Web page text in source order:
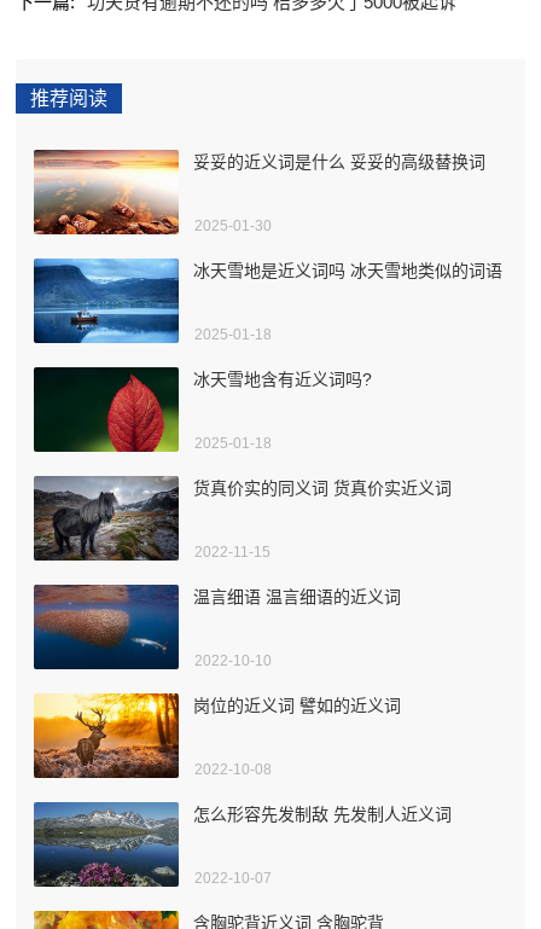
推荐阅读
妥妥的近义词是什么 妥妥的高级替换词
2025-01-30
冰天雪地是近义词吗 冰天雪地类似的词语
2025-01-18
冰天雪地含有近义词吗?
2025-01-18
货真价实的同义词 货真价实近义词
2022-11-15
温言细语 温言细语的近义词
2022-10-10
岗位的近义词 譬如的近义词
2022-10-08
怎么形容先发制敌 先发制人近义词
2022-10-07
含胸驼背近义词 含胸驼背